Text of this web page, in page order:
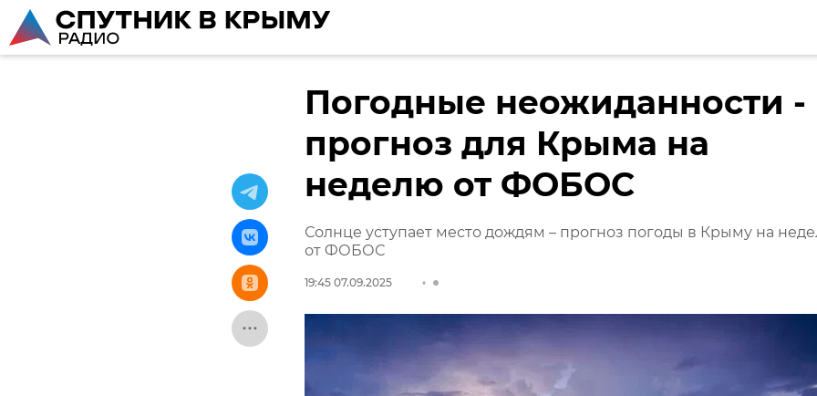
Погодные неожиданности -
прогноз для Крыма на
неделю от ФОБОС
Солнце уступает место дождям – прогноз погоды в Крыму на
от ФОБОС
19:45 07.09.2025